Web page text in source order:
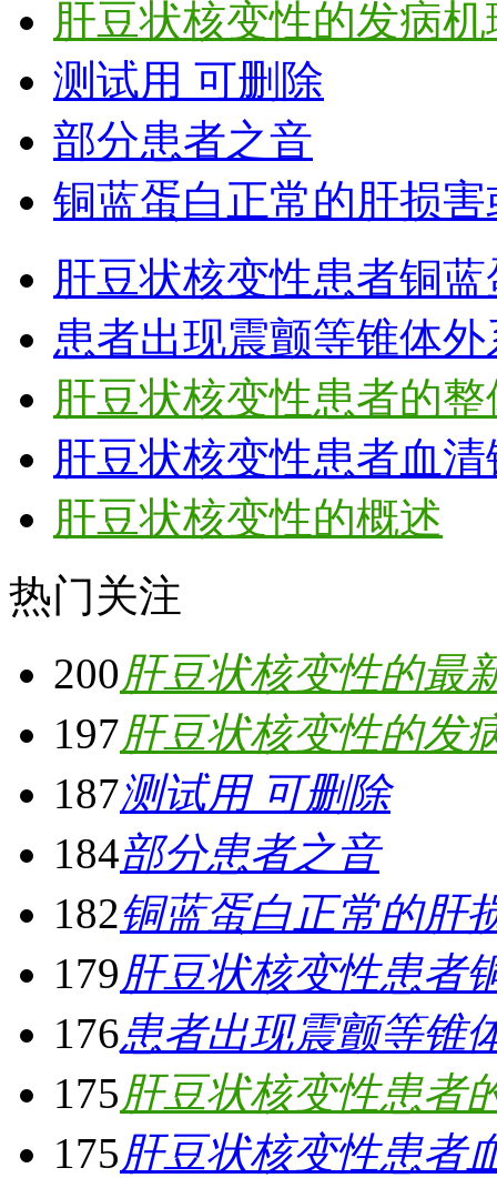
肝豆状核变性的发病机
测试用 可删除
部分患者之音
铜蓝蛋白正常的肝损
肝豆状核变性患者铜
患者出现震颤等锥体
肝豆状核变性患者的
肝豆状核变性患者血
肝豆状核变性的概述
热门关注
200肝豆状核变性的最
197肝豆状核变性的发
187测试用 可删除
184部分患者之音
182铜蓝蛋白正常的肝
179肝豆状核变性患者
176患者出现震颤等锥
175肝豆状核变性患者
175肝豆状核变性患者